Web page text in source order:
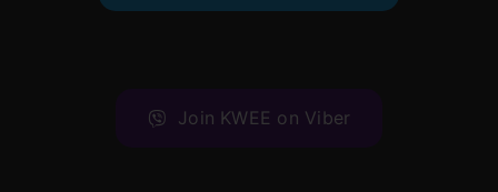
Join KWEE on Viber